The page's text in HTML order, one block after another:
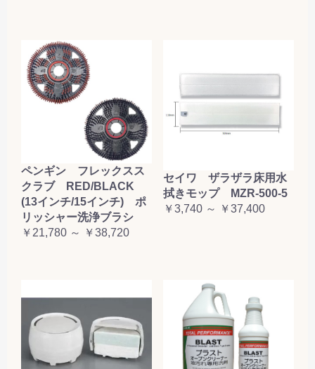
ペンギン フレックスス
クラブ RED/BLACK
(13インチ/15インチ) ポ
リッシャー洗浄ブラシ
￥21,780 ～ ￥38,720
セイワ ザラザラ床用水
拭きモップ MZR-500-5
￥3,740 ～ ￥37,400